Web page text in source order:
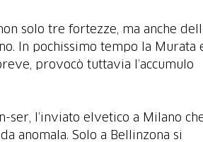
solo tre fortezze, ma anche
In pochissimo tempo la Murata
provocò tuttavia l’accumulo
ser, l’inviato elvetico a Milano
anomala. Solo a Bellinzona si